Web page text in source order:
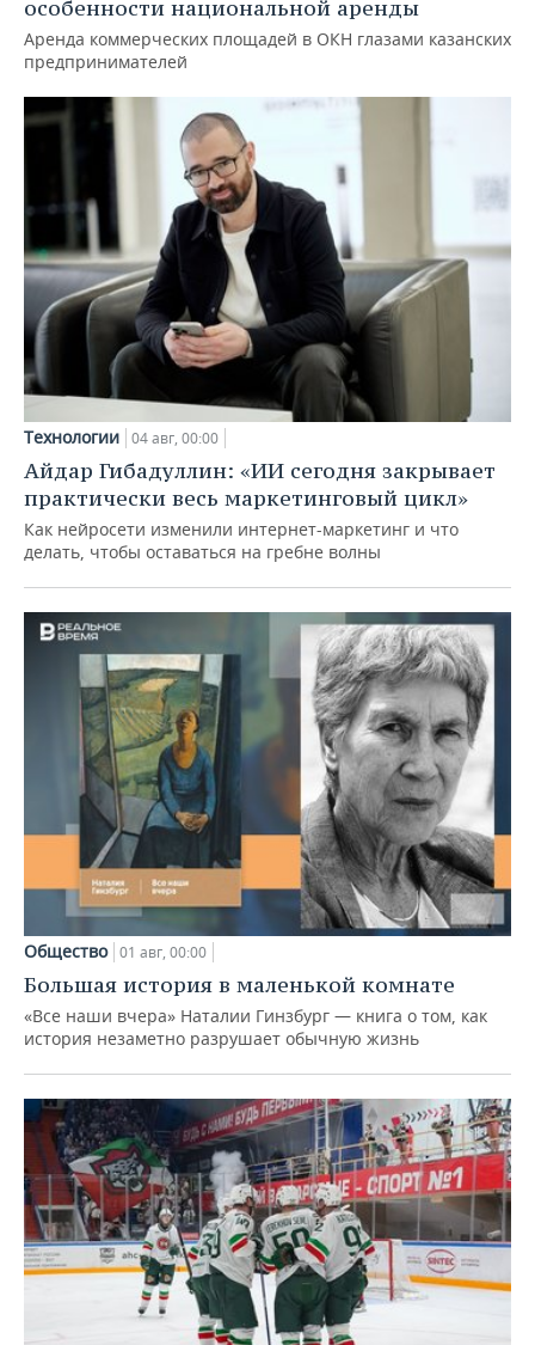
особенности национальной аренды
Аренда коммерческих площадей в ОКН глазами казанских
предпринимателей
Технологии 04 авг, 00:00
Айдар Гибадуллин: «ИИ сегодня закрывает
практически весь маркетинговый цикл»
Как нейросети изменили интернет-маркетинг и что
делать, чтобы оставаться на гребне волны
Общество 01 авг, 00:00
Большая история в маленькой комнате
«Все наши вчера» Наталии Гинзбург — книга о том, как
история незаметно разрушает обычную жизнь